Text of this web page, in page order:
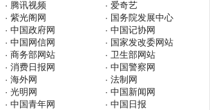
· 腾讯视频
· 爱奇艺
· 紫光阁网
· 国务院发展中心
· 中国政府网
· 中国记协网
· 中国网信网
· 国家发改委网站
· 商务部网站
· 卫生部网站
· 消费日报网
· 中国警察网
· 海外网
· 法制网
· 光明网
· 中国新闻网
· 中国青年网
· 中国日报